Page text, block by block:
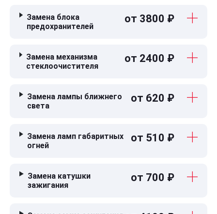
Замена блока
предохранителей
от 3800 ₽
Замена механизма
стеклоочистителя
от 2400 ₽
Замена лампы ближнего
света
от 620 ₽
Замена ламп габаритных
огней
от 510 ₽
Замена катушки
зажигания
от 700 ₽